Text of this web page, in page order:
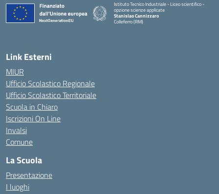
Istituto Tecnico Industriale - Liceo scientifico -
opzione scienze applicate
Stanislao Cannizzaro
Colleferro (RM)
Link Esterni
MIUR
Ufficio Scolastico Regionale
Ufficio Scolastico Territoriale
Scuola in Chiaro
Iscrizioni On Line
Invalsi
Comune
La Scuola
Presentazione
I luoghi